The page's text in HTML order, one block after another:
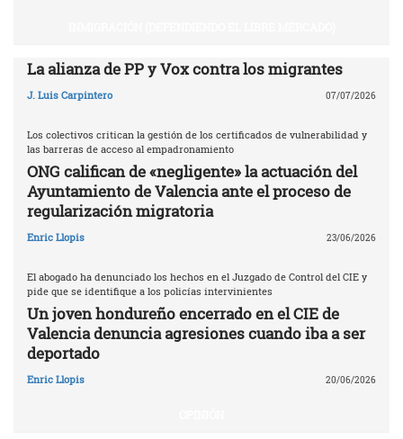
La alianza de PP y Vox contra los migrantes
J. Luis Carpintero 07/07/2026
Los colectivos critican la gestión de los certificados de vulnerabilidad y
las barreras de acceso al empadronamiento
ONG califican de «negligente» la actuación del
Ayuntamiento de Valencia ante el proceso de
regularización migratoria
Enric Llopis 23/06/2026
El abogado ha denunciado los hechos en el Juzgado de Control del CIE y
pide que se identifique a los policías intervinientes
Un joven hondureño encerrado en el CIE de
Valencia denuncia agresiones cuando iba a ser
deportado
Enric Llopis 20/06/2026